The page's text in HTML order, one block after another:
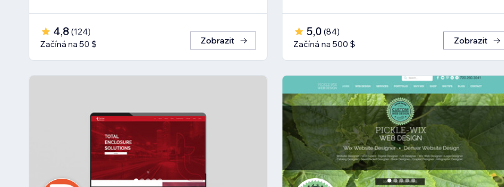
4,8 (124)
Začíná na 50 $
Zobrazit
5,0 (84)
Začíná na 500 $
Zobrazit